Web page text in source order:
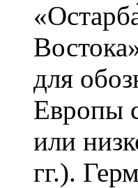
для
Европы
или
гг.).